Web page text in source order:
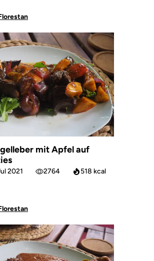
mit Apfel auf
2021 2764 518 kcal